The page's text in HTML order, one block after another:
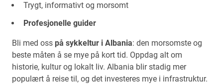
Trygt, informativt og morsomt
Profesjonelle guider
Bli med oss på sykkeltur i Albania: den morsomste og
beste måten å se mye på kort tid. Oppdag alt om
historie, kultur og lokalt liv. Albania blir stadig mer
populært å reise til, og det investeres mye i infrastruktur.